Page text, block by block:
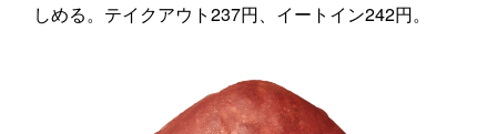
しめる。テイクアウト237円、イートイン242円。